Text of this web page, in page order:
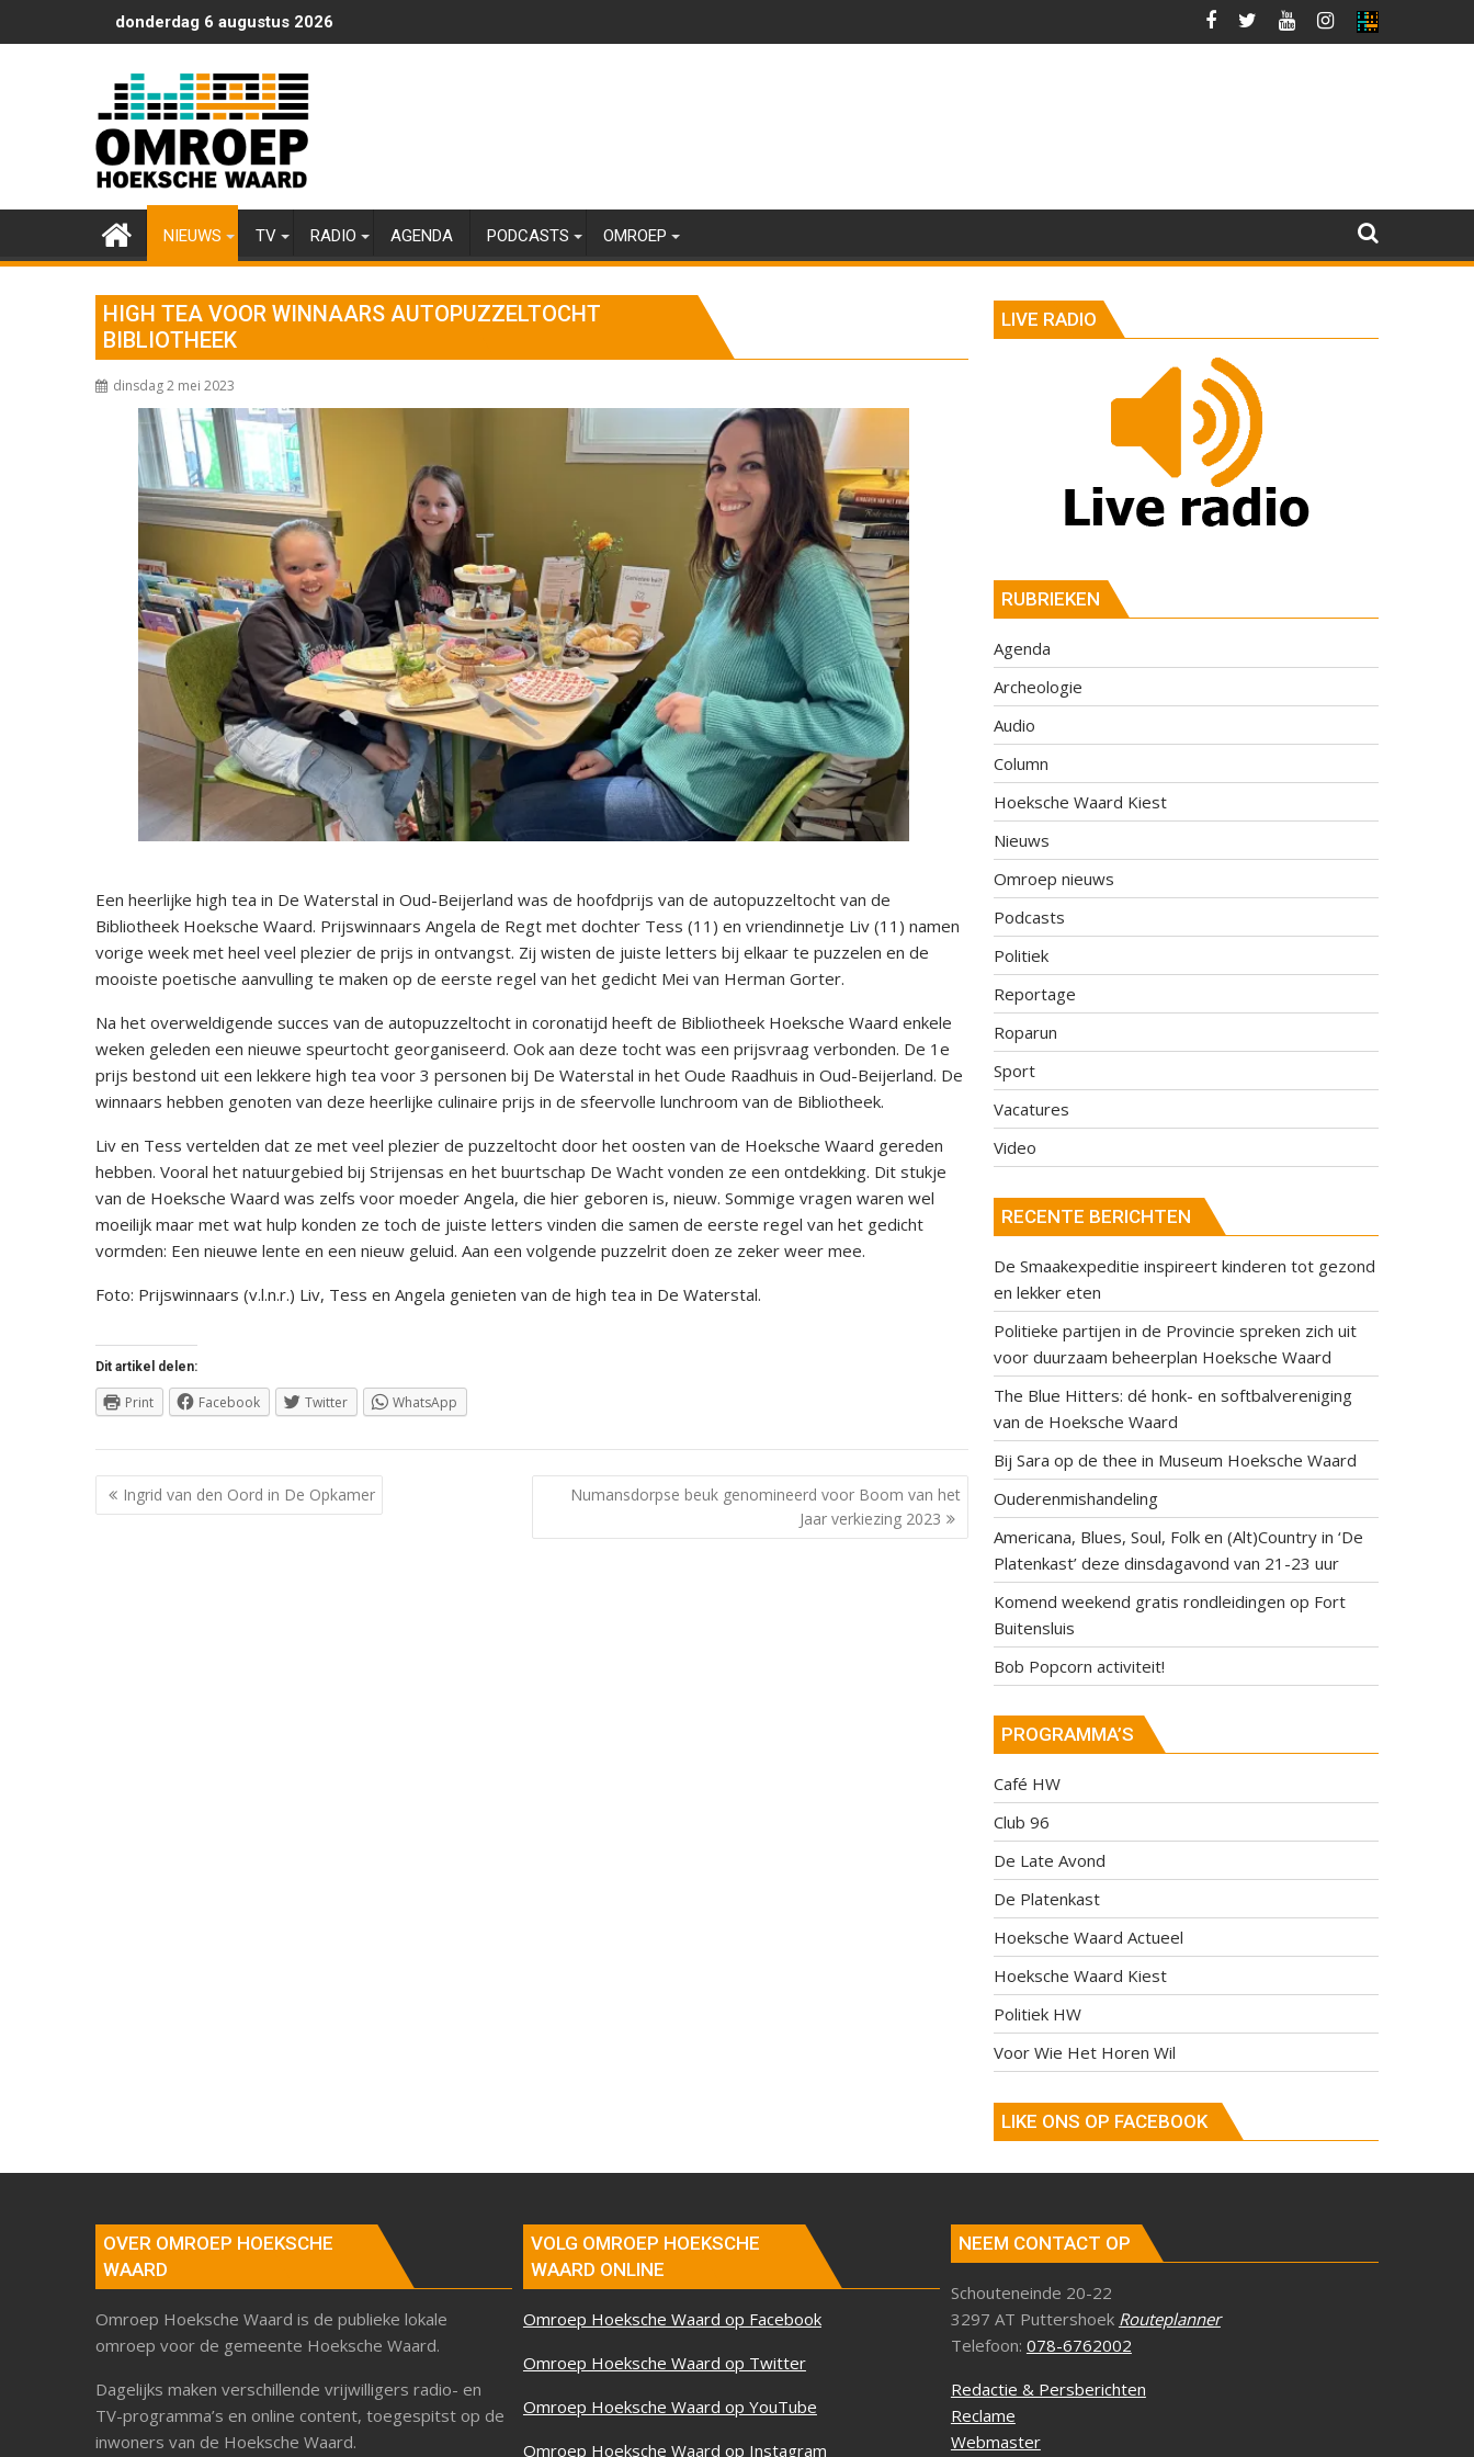
naar
donderdag 6 augustus 2026
NIEUWS TV RADIO AGENDA PODCASTS OMROEP
HIGH TEA VOOR WINNAARS AUTOPUZZELTOCHT
BIBLIOTHEEK
dinsdag 2 mei 2023
Een heerlijke high tea in De Waterstal in Oud-Beijerland was de hoofdprijs van de autopuzzeltocht van de
Bibliotheek Hoeksche Waard. Prijswinnaars Angela de Regt met dochter Tess (11) en vriendinnetje Liv (11) namen
vorige week met heel veel plezier de prijs in ontvangst. Zij wisten de juiste letters bij elkaar te puzzelen en de
mooiste poetische aanvulling te maken op de eerste regel van het gedicht Mei van Herman Gorter.
Na het overweldigende succes van de autopuzzeltocht in coronatijd heeft de Bibliotheek Hoeksche Waard enkele
weken geleden een nieuwe speurtocht georganiseerd. Ook aan deze tocht was een prijsvraag verbonden. De 1e
prijs bestond uit een lekkere high tea voor 3 personen bij De Waterstal in het Oude Raadhuis in Oud-Beijerland. De
winnaars hebben genoten van deze heerlijke culinaire prijs in de sfeervolle lunchroom van de Bibliotheek.
Liv en Tess vertelden dat ze met veel plezier de puzzeltocht door het oosten van de Hoeksche Waard gereden
hebben. Vooral het natuurgebied bij Strijensas en het buurtschap De Wacht vonden ze een ontdekking. Dit stukje
van de Hoeksche Waard was zelfs voor moeder Angela, die hier geboren is, nieuw. Sommige vragen waren wel
moeilijk maar met wat hulp konden ze toch de juiste letters vinden die samen de eerste regel van het gedicht
vormden: Een nieuwe lente en een nieuw geluid. Aan een volgende puzzelrit doen ze zeker weer mee.
Foto: Prijswinnaars (v.l.n.r.) Liv, Tess en Angela genieten van de high tea in De Waterstal.
Dit artikel delen:
Print Facebook Twitter WhatsApp
Berichtnavigatie
Ingrid van den Oord in De Opkamer
Numansdorpse beuk genomineerd voor Boom van het
Jaar verkiezing 2023
LIVE RADIO
RUBRIEKEN
Agenda
Archeologie
Audio
Column
Hoeksche Waard Kiest
Nieuws
Omroep nieuws
Podcasts
Politiek
Reportage
Roparun
Sport
Vacatures
Video
RECENTE BERICHTEN
De Smaakexpeditie inspireert kinderen tot gezond
en lekker eten
Politieke partijen in de Provincie spreken zich uit
voor duurzaam beheerplan Hoeksche Waard
The Blue Hitters: dé honk- en softbalvereniging
van de Hoeksche Waard
Bij Sara op de thee in Museum Hoeksche Waard
Ouderenmishandeling
Americana, Blues, Soul, Folk en (Alt)Country in ‘De
Platenkast’ deze dinsdagavond van 21-23 uur
Komend weekend gratis rondleidingen op Fort
Buitensluis
Bob Popcorn activiteit!
PROGRAMMA’S
Café HW
Club 96
De Late Avond
De Platenkast
Hoeksche Waard Actueel
Hoeksche Waard Kiest
Politiek HW
Voor Wie Het Horen Wil
LIKE ONS OP FACEBOOK
OVER OMROEP HOEKSCHE
WAARD
Omroep Hoeksche Waard is de publieke lokale
omroep voor de gemeente Hoeksche Waard.
Dagelijks maken verschillende vrijwilligers radio- en
TV-programma’s en online content, toegespitst op de
inwoners van de Hoeksche Waard.
VOLG OMROEP HOEKSCHE
WAARD ONLINE
Omroep Hoeksche Waard op Facebook
Omroep Hoeksche Waard op Twitter
Omroep Hoeksche Waard op YouTube
Omroep Hoeksche Waard op Instagram
NEEM CONTACT OP
Schouteneinde 20-22
3297 AT Puttershoek Routeplanner
Telefoon: 078-6762002
Redactie & Persberichten
Reclame
Webmaster